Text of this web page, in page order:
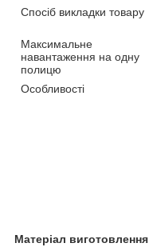
Спосіб викладки товару
Максимальне
навантаження на одну
полицю
Особливості
Матеріал виготовлення